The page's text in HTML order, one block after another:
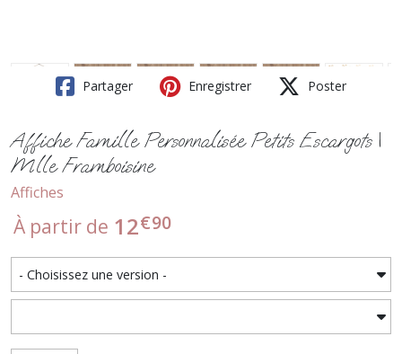
Partager Enregistrer Poster
Affiche Famille Personnalisée Petits Escargots |
Mlle Framboisine
Affiches
À partir de 12€90